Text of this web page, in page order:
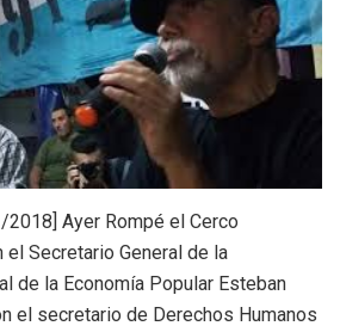
Ayer Rompé el Cerco
Secretario General de la
de la Economía Popular Esteban
el secretario de Derechos Humanos